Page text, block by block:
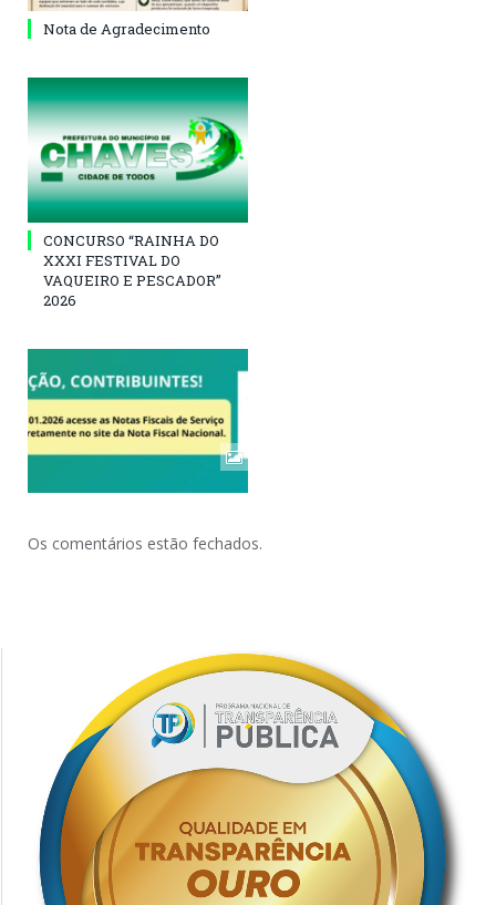
Nota de Agradecimento
CONCURSO “RAINHA DO
XXXI FESTIVAL DO
VAQUEIRO E PESCADOR”
2026
Os comentários estão fechados.